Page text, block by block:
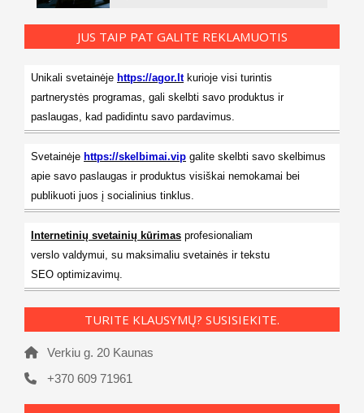
JUS TAIP PAT GALITE REKLAMUOTIS
Unikali svetainėje https://agor.ltkurioje visi turintis
partnerystės programas, gali skelbti savo produktus ir
paslaugas, kad padidintu savo pardavimus.
Svetainėje https://skelbimai.vip galite skelbti savo skelbimus
apie savo paslaugas ir produktus visiškai nemokamai bei
publikuoti juos į socialinius tinklus.
Internetinių svetainių kūrimas profesionaliam
verslo valdymui, su maksimaliu svetainės ir tekstu
SEO optimizavimų.
TURITE KLAUSYMŲ? SUSISIEKITE.
Verkiu g. 20 Kaunas
+370 609 71961